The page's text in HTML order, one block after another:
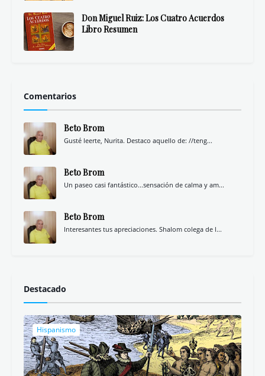
Don Miguel Ruiz: Los Cuatro Acuerdos
Libro Resumen
Comentarios
Beto Brom
Gusté leerte, Nurita. Destaco aquello de: //teng...
Beto Brom
Un paseo casi fantástico...sensación de calma y am...
Beto Brom
Interesantes tus apreciaciones. Shalom colega de l...
Destacado
Hispanismo